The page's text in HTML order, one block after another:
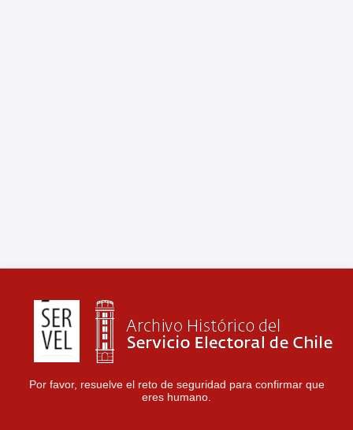
Por favor, resuelve el reto de seguridad para confirmar que
eres humano.